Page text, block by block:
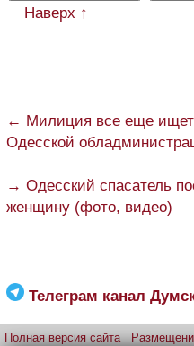
Наверх ↑
← Милиция все еще ищет
Одесской
→ Одесский спасатель
женщину (фото, видео)
Телеграм канал
Полная версия сайта